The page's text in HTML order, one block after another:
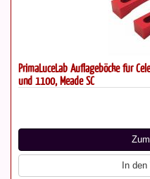
PrimaLuceLab Auflageböcke für
und 1100, Meade SC
In